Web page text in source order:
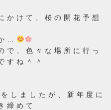
かけて、桜の開花予想
…
で、色々な場所に行っ
すね＾＾
しましたが、新年度に
締めて